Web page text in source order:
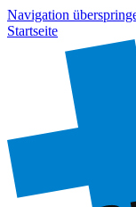
Navigation
Startseite